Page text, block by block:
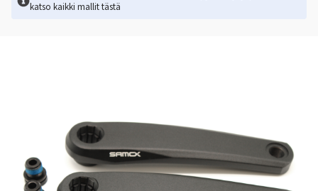
katso kaikki mallittästä